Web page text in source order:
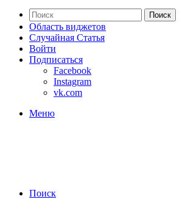
Поиск
Область виджетов
Случайная Статья
Войти
Подписаться
Facebook
Instagram
vk.com
Меню
Поиск